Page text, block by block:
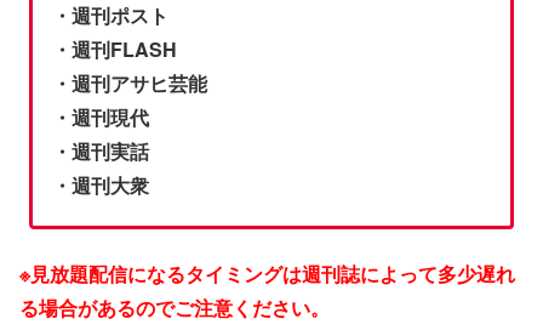
・週刊ポスト
・週刊FLASH
・週刊アサヒ芸能
・週刊現代
・週刊実話
・週刊大衆
※見放題配信になるタイミングは週刊誌によって多少遅れ
る場合があるのでご注意ください。